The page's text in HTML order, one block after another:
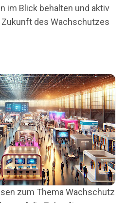
im Blick behalten und aktiv
Zukunft des Wachschutzes
zum Thema Wachschutz